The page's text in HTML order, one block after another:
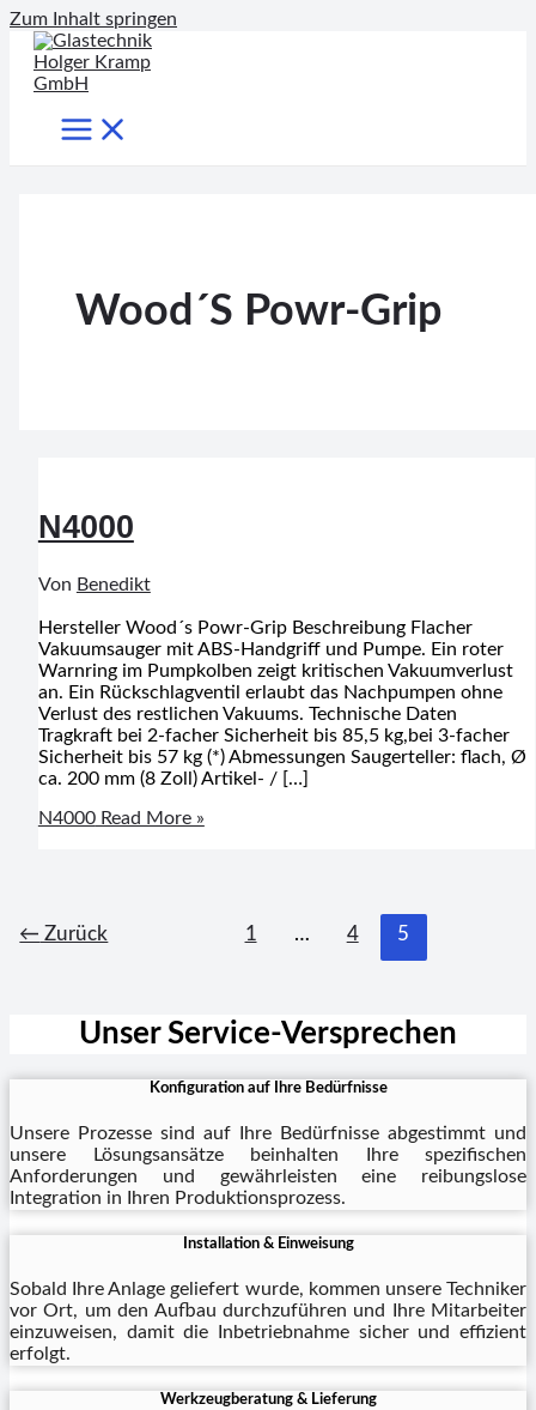
Zum Inhalt springen
Wood´s Powr-Grip
N4000
Von Benedikt
Hersteller Wood´s Powr-Grip Beschreibung Flacher
Vakuumsauger mit ABS-Handgriff und Pumpe. Ein roter
Warnring im Pumpkolben zeigt kritischen Vakuumverlust
an. Ein Rückschlagventil erlaubt das Nachpumpen ohne
Verlust des restlichen Vakuums. Technische Daten
Tragkraft bei 2-facher Sicherheit bis 85,5 kg,bei 3-facher
Sicherheit bis 57 kg (*) Abmessungen Saugerteller: flach, Ø
ca. 200 mm (8 Zoll) Artikel- / […]
N4000Read More »
← Zurück 1 … 4 5
Unser Service-Versprechen
Konfiguration auf Ihre Bedürfnisse
Unsere Prozesse sind auf Ihre Bedürfnisse abgestimmt und
unsere Lösungsansätze beinhalten Ihre spezifischen
Anforderungen und gewährleisten eine reibungslose
Integration in Ihren Produktionsprozess.
Installation & Einweisung
Sobald Ihre Anlage geliefert wurde, kommen unsere Techniker
vor Ort, um den Aufbau durchzuführen und Ihre Mitarbeiter
einzuweisen, damit die Inbetriebnahme sicher und effizient
erfolgt.
Werkzeugberatung & Lieferung